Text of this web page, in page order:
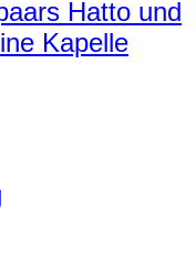
Hatto und
Kapelle